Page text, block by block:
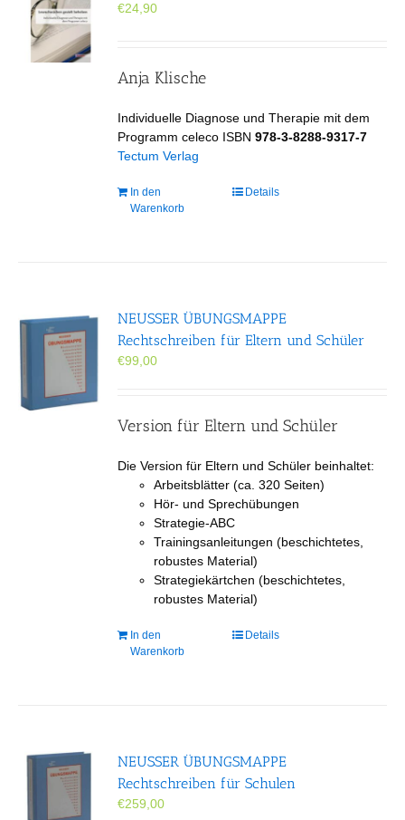
€24,90
Anja Klische
Individuelle Diagnose und Therapie mit dem
Programm celeco ISBN 978-3-8288-9317-7
Tectum Verlag
In den
Warenkorb
Details
NEUSSER ÜBUNGS­MAPPE
Rechtschreiben für Eltern und Schüler
€99,00
Version für Eltern und Schüler
Die Version für Eltern und Schüler beinhaltet:
Arbeitsblätter (ca. 320 Seiten)
Hör- und Sprechübungen
Strategie-ABC
Trainingsanleitungen (beschichtetes,
robustes Material)
Strategiekärtchen (beschichtetes,
robustes Material)
In den
Warenkorb
Details
NEUSSER ÜBUNGS­MAPPE
Rechtschreiben für Schulen
€259,00